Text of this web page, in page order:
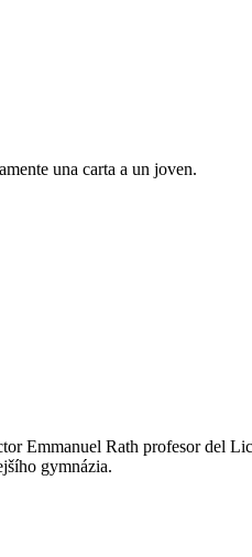
una carta a un joven.
Emmanuel Rath profesor del
gymnázia.